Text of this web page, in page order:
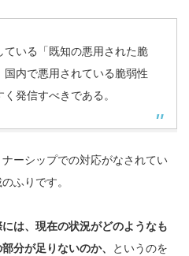
いる「既知の悪用された脆
内で悪用されている脆弱性
発信すべきである。
ーシップでの対応がなされてい
ふりです。
は、現在の状況がどのようなも
分が足りないのか、
というのを